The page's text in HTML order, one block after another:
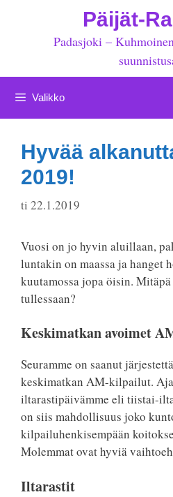
Päijät-
Padasjoki –
Valikko
Hyvää
2019!
ti 22.1.2019
Vuosi on jo hyvin aluillaan,
luntakin on maassa ja hanget
kuutamossa jopa öisin.
tullessaan?
Keskimatkan avoimet
Seuramme on saanut
keskimatkan AM-kilpailut.
iltarastipäivämme eli tiistai-
on siis mahdollisuus joko
kilpailuhenkisempään
Molemmat ovat hyviä
Iltarastit